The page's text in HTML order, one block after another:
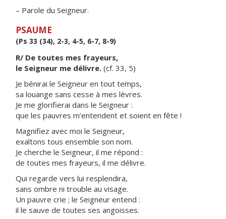
– Parole du Seigneur.
PSAUME
(Ps 33 (34), 2-3, 4-5, 6-7, 8-9)
R/ De toutes mes frayeurs,
le Seigneur me délivre. (cf. 33, 5)
Je bénirai le Seigneur en tout temps,
sa louange sans cesse à mes lèvres.
Je me glorifierai dans le Seigneur :
que les pauvres m’entendent et soient en fête !
Magnifiez avec moi le Seigneur,
exaltons tous ensemble son nom.
Je cherche le Seigneur, il me répond :
de toutes mes frayeurs, il me délivre.
Qui regarde vers lui resplendira,
sans ombre ni trouble au visage.
Un pauvre crie ; le Seigneur entend :
il le sauve de toutes ses angoisses.